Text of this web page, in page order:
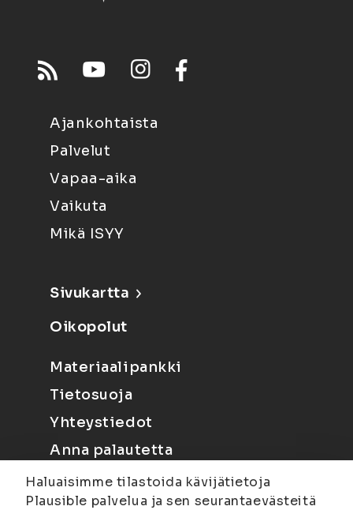
Ajankohtaista
Palvelut
Vapaa-aika
Vaikuta
Mikä ISYY
Sivukartta
Oikopolut
Materiaalipankki
Tietosuoja
Yhteystiedot
Anna palautetta
Haluaisimme tilastoida kävijätietoja
Plausible palvelua ja sen seurantaevästeitä